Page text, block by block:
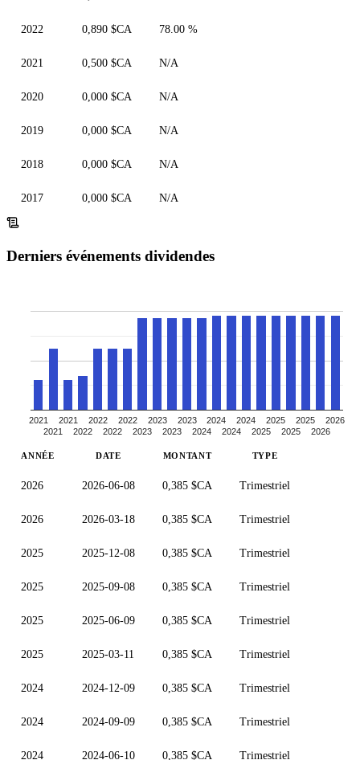
2022 0,890 $CA 78.00 %
2021 0,500 $CA N/A
2020 0,000 $CA N/A
2019 0,000 $CA N/A
2018 0,000 $CA N/A
2017 0,000 $CA N/A
Derniers événements dividendes
2021
2021
2021
2022
2022
2022
2022
2023
2023
2023
2023
2024
2024
2024
2024
2025
2025
2025
2025
2026
2026
ANNÉE DATE MONTANT TYPE
2026 2026-06-08 0,385 $CA Trimestriel
2026 2026-03-18 0,385 $CA Trimestriel
2025 2025-12-08 0,385 $CA Trimestriel
2025 2025-09-08 0,385 $CA Trimestriel
2025 2025-06-09 0,385 $CA Trimestriel
2025 2025-03-11 0,385 $CA Trimestriel
2024 2024-12-09 0,385 $CA Trimestriel
2024 2024-09-09 0,385 $CA Trimestriel
2024 2024-06-10 0,385 $CA Trimestriel